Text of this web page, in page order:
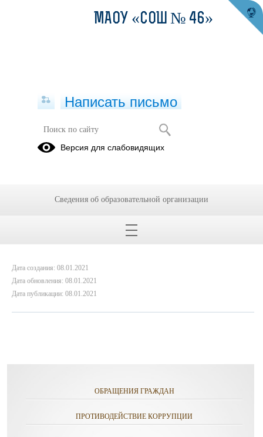
Профилактика коронавирусной
инфекции
Дата создания: 08.01.2021
Дата обновления: 08.01.2021
Дата публикации: 08.01.2021
ОБРАЩЕНИЯ ГРАЖДАН
ПРОТИВОДЕЙСТВИЕ КОРРУПЦИИ
МАОУ «СОШ № 46»
Написать письмо
Версия для слабовидящих
Сведения об образовательной организации